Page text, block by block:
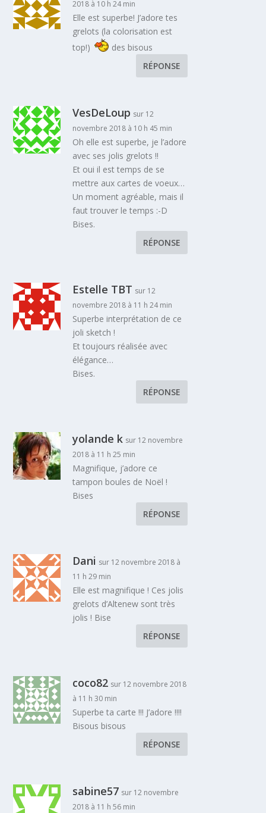
2018 à 10 h 24 min
Elle est superbe! J’adore tes
grelots (la colorisation est
top!)
des bisous
RÉPONSE
VesDeLoup sur 12
novembre 2018 à 10 h 45 min
Oh elle est superbe, je l’adore
avec ses jolis grelots !!
Et oui il est temps de se
mettre aux cartes de voeux…
Un moment agréable, mais il
faut trouver le temps :-D
Bises.
RÉPONSE
Estelle TBT sur 12
novembre 2018 à 11 h 24 min
Superbe interprétation de ce
joli sketch !
Et toujours réalisée avec
élégance…
Bises.
RÉPONSE
yolande k sur 12 novembre
2018 à 11 h 25 min
Magnifique, j’adore ce
tampon boules de Noël !
Bises
RÉPONSE
Dani sur 12 novembre 2018 à
11 h 29 min
Elle est magnifique ! Ces jolis
grelots d’Altenew sont très
jolis ! Bise
RÉPONSE
coco82 sur 12 novembre 2018
à 11 h 30 min
Superbe ta carte !!! J’adore !!!!
Bisous bisous
RÉPONSE
sabine57 sur 12 novembre
2018 à 11 h 56 min